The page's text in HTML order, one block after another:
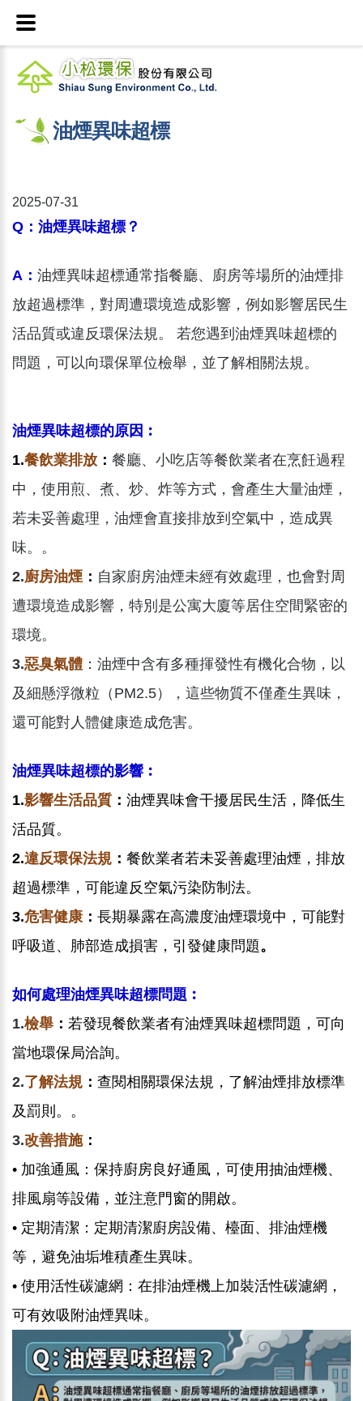
油煙異味超標
2025-07-31
Q：油煙異味超標？
A： 油煙異味超標通常指餐廳、廚房等場所的油煙排
放超過標準，對周遭環境造成影響，例如影響居民生
活品質或違反環保法規。 若您遇到油煙異味超標的
問題，可以向環保單位檢舉，並了解相關法規。
油煙異味超標的原因︰
1.餐飲業排放 ： 餐廳、小吃店等餐飲業者在烹飪過程
中，使用煎、煮、炒、炸等方式，會產生大量油煙，
若未妥善處理，油煙會直接排放到空氣中，造成異
味。。
2.廚房油煙： 自家廚房油煙未經有效處理，也會對周
遭環境造成影響，特別是公寓大廈等居住空間緊密的
環境。
3.惡臭氣體 ：油煙中含有多種揮發性有機化合物，以
及細懸浮微粒（PM2.5），這些物質不僅產生異味，
還可能對人體健康造成危害。
油煙異味超標的影響︰
1.影響生活品質 ： 油煙異味會干擾居民生活，降低生
活品質。
2.違反環保法規 ： 餐飲業者若未妥善處理油煙，排放
超過標準，可能違反空氣污染防制法。
3.危害健康： 長期暴露在高濃度油煙環境中，可能對
呼吸道、肺部造成損害，引發健康問題。
如何處理油煙異味超標問題︰
1.檢舉 ： 若發現餐飲業者有油煙異味超標問題，可向
當地環保局洽詢。
2.了解法規 ： 查閱相關環保法規，了解油煙排放標準
及罰則。。
3.改善措施：
• 加強通風：保持廚房良好通風，可使用抽油煙機、
排風扇等設備，並注意門窗的開啟。
• 定期清潔： 定期清潔廚房設備、檯面、排油煙機
等，避免油垢堆積產生異味。
• 使用活性碳濾網：在排油煙機上加裝活性碳濾網，
可有效吸附油煙異味。